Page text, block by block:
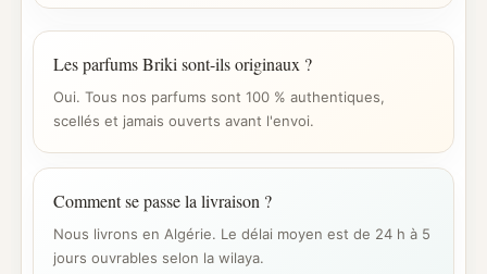
Les parfums Briki sont-ils originaux ?
Oui. Tous nos parfums sont 100 % authentiques,
scellés et jamais ouverts avant l'envoi.
Comment se passe la livraison ?
Nous livrons en Algérie. Le délai moyen est de 24 h à 5
jours ouvrables selon la wilaya.